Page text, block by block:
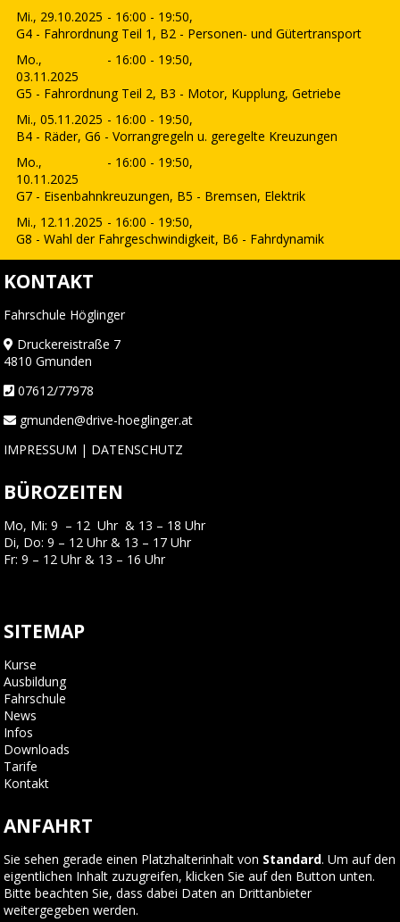
Mi., 29.10.2025 - 16:00 - 19:50,
G4 - Fahrordnung Teil 1, B2 - Personen- und Gütertransport
Mo.,
03.11.2025
- 16:00 - 19:50,
G5 - Fahrordnung Teil 2, B3 - Motor, Kupplung, Getriebe
Mi., 05.11.2025 - 16:00 - 19:50,
B4 - Räder, G6 - Vorrangregeln u. geregelte Kreuzungen
Mo.,
10.11.2025
- 16:00 - 19:50,
G7 - Eisenbahnkreuzungen, B5 - Bremsen, Elektrik
Mi., 12.11.2025 - 16:00 - 19:50,
G8 - Wahl der Fahrgeschwindigkeit, B6 - Fahrdynamik
KONTAKT
Fahrschule Höglinger
Druckereistraße 7
4810 Gmunden
07612/77978
gmunden@drive-hoeglinger.at
IMPRESSUM | DATENSCHUTZ
BÜROZEITEN
Mo, Mi: 9 – 12 Uhr & 13 – 18 Uhr
Di, Do: 9 – 12 Uhr & 13 – 17 Uhr
Fr: 9 – 12 Uhr & 13 – 16 Uhr
SITEMAP
Kurse
Ausbildung
Fahrschule
News
Infos
Downloads
Tarife
Kontakt
ANFAHRT
Sie sehen gerade einen Platzhalterinhalt von Standard. Um auf den
eigentlichen Inhalt zuzugreifen, klicken Sie auf den Button unten.
Bitte beachten Sie, dass dabei Daten an Drittanbieter
weitergegeben werden.